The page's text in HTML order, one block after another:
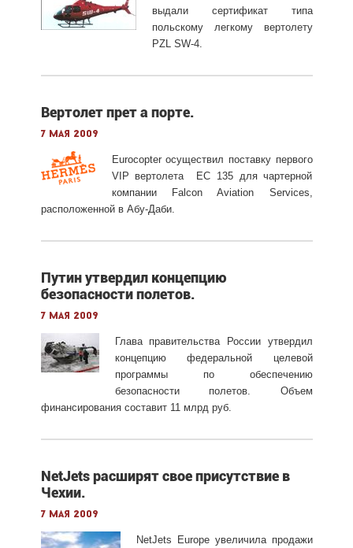
выдали сертификат типа
польскому легкому вертолету
PZL SW-4.
Вертолет прет а порте.
7 мая 2009
Eurocopter осуществил поставку первого
VIP вертолета EC 135 для чартерной
компании Falcon Aviation Services,
расположенной в Абу-Даби.
Путин утвердил концепцию
безопасности полетов.
7 мая 2009
Глава правительства России утвердил
концепцию федеральной целевой
программы по обеспечению
безопасности полетов. Объем
финансирования составит 11 млрд руб.
NetJets расширят свое присутствие в
Чехии.
7 мая 2009
NetJets Europe увеличила продажи